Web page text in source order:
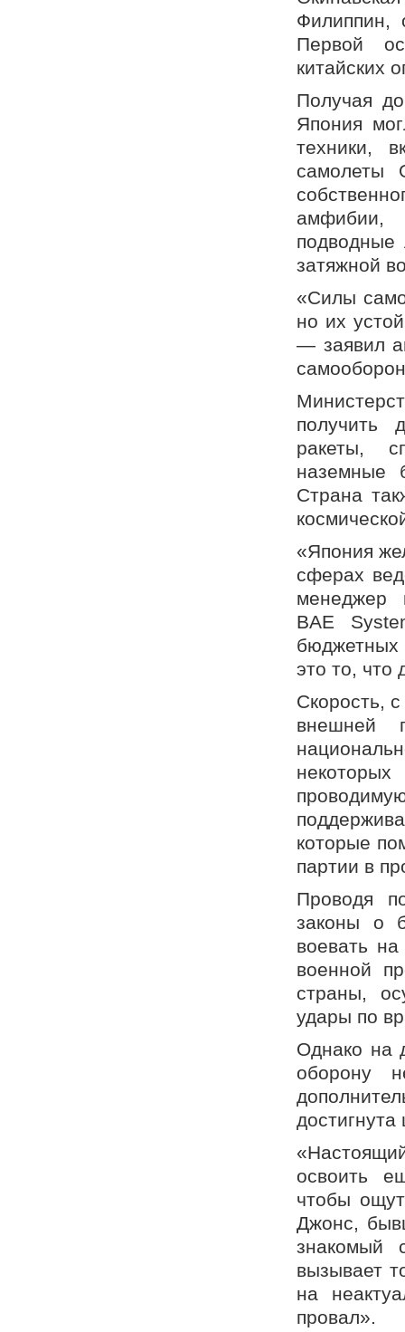
Филиппин,
Первой
китайских
Получая
Япония
техники,
самолеты
амфибии,
подводные
затяжной
«Силы
но их
— заявил
получить
ракеты,
наземные
Страна
«Япония
сферах
менеджер
BAE
бюджетных
это то, что
Скорость,
внешней
которые
партии в
Проводя
законы о
воевать
военной
страны,
удары по
Однако на
оборону
достигнута
освоить
чтобы
Джонс,
знакомый
вызывает
на
провал».